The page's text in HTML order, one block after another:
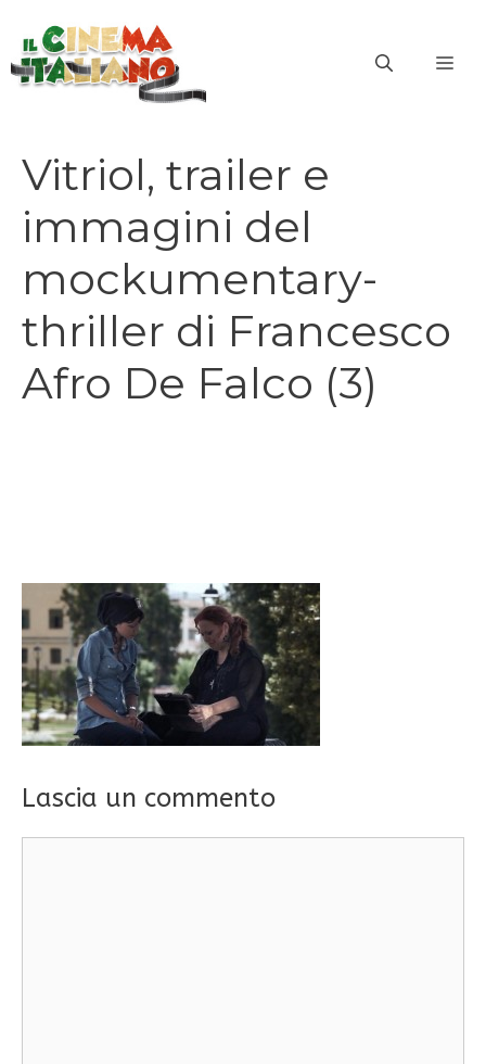
contenuto
Vitriol, trailer e
immagini del
mockumentary-
thriller di Francesco
Afro De Falco (3)
Lascia un commento